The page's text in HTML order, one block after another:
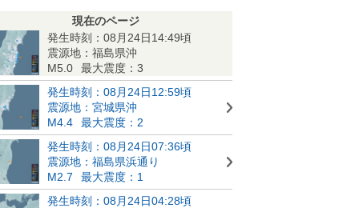
現在のページ
発生時刻：08月24日14:49頃
震源地：福島県沖
M5.0
最大震度：3
発生時刻：08月24日12:59頃
震源地：宮城県沖
M4.4
最大震度：2
発生時刻：08月24日07:36頃
震源地：福島県浜通り
M2.7
最大震度：1
発生時刻：08月24日04:28頃